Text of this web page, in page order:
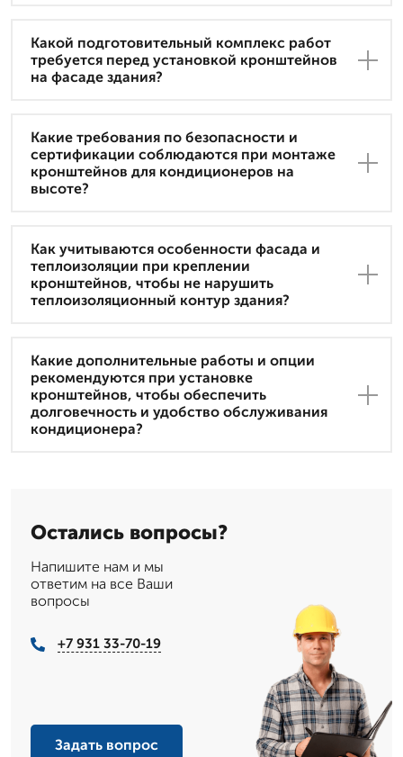
Какой подготовительный комплекс работ
требуется перед установкой кронштейнов
на фасаде здания?
Какие требования по безопасности и
сертификации соблюдаются при монтаже
кронштейнов для кондиционеров на
высоте?
Как учитываются особенности фасада и
теплоизоляции при креплении
кронштейнов, чтобы не нарушить
теплоизоляционный контур здания?
Какие дополнительные работы и опции
рекомендуются при установке
кронштейнов, чтобы обеспечить
долговечность и удобство обслуживания
кондиционера?
Остались вопросы?
Напишите нам и мы
ответим на все Ваши
вопросы
+7 931 33-70-19
Задать вопрос